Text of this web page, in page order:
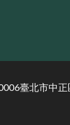
臺北市中